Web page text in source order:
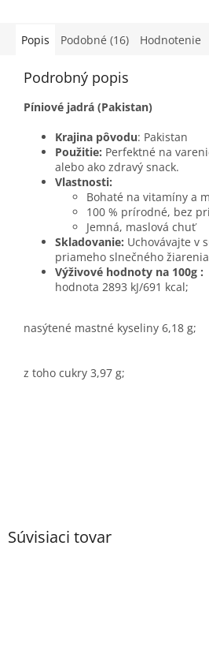
Súvisiaci tovar
Popis Podobné (16) Hodnotenie
Podrobný popis
Píniové jadrá (Pakistan)
Krajina pôvodu: Pakistan
Použitie: Perfektné na
alebo ako zdravý snack.
Vlastnosti:
Bohaté na vitamíny a
100 % prírodné, bez
Jemná, maslová chuť
Skladovanie: Uchovávajte v
priameho slnečného žiarenia
Výživové hodnoty na 100g :
hodnota 2893 kJ/691 kcal;
Tuky 71,97
nasýtené mastné kyseliny 6,18 g;
Sacharidy
z toho cukry 3,97 g;
Vláknina
Bielkoviny
Soľ 0